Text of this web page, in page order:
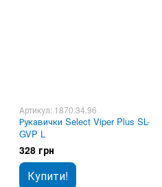
Артикул: 1870.34.96
Рукавички Select Viper Plus SL-
GVP L
328 грн
Купити!